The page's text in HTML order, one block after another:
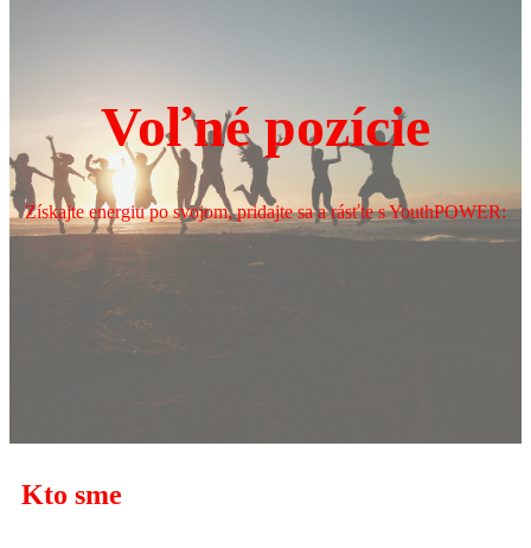
Voľné pozície
Získajte energiu po svojom, pridajte sa a rásťte s YouthPOWER:
Kto sme